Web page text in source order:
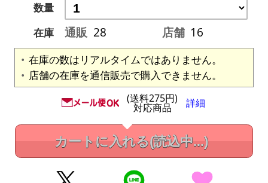
数量
在庫
通販 28 店舗 16
在庫の数はリアルタイムではありません。
店舗の在庫を通信販売で購入できません。
(送料275円)
対応商品 詳細
カートに入れる(読込中...)